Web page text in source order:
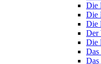
Die
Die
Die
Der
Die
Das
Das